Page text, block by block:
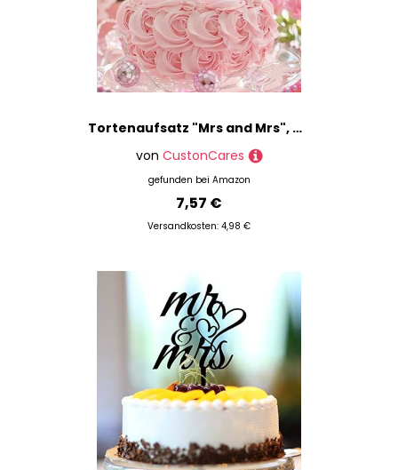
Tortenaufsatz "Mrs and Mrs", Kalligraphie, für Damen, Geburtstag, Cupcake-Topper, Frau und Ehefrau, lesbisch, Acryl, schwarz, Jubiläum, Babyparty, Backen, Dessert, Dekoration, individuelle Geschenke
von CustonCares
gefunden bei Amazon
7,57 €
Versandkosten: 4,98 €